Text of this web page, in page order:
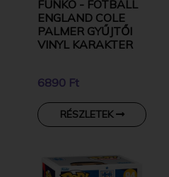
FUNKO - FOTBALL
ENGLAND COLE
PALMER GYŰJTŐI
VINYL KARAKTER
6890 Ft
RÉSZLETEK